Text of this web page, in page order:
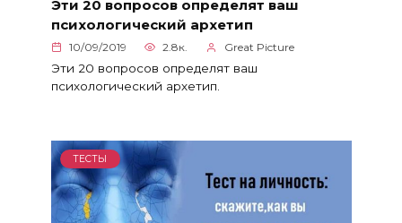
Эти 20 вопросов определят ваш
психологический архетип
10/09/2019 2.8к. Great Picture
Эти 20 вопросов определят ваш
психологический архетип.
ТЕСТЫ